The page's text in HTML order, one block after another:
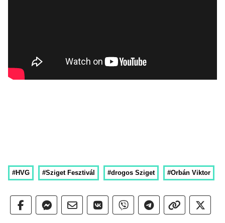
#HVG #Sziget Fesztivál #drogos Sziget #Orbán Viktor